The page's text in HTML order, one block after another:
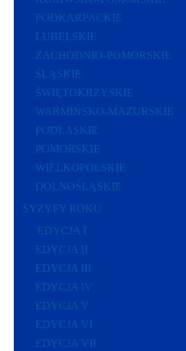
PODKARPACKIE
LUBELSKIE
ZACHODNIO-POMORSKIE
ŚLĄSKIE
ŚWIĘTOKRZYSKIE
WARMIŃSKO-MAZURSKIE
PODLASKIE
POMORSKIE
WIELKOPOLSKIE
DOLNOŚLĄSKIE
SYZYFY ROKU
EDYCJA I
EDYCJA II
EDYCJA III
EDYCJA IV
EDYCJA V
EDYCJA VI
EDYCJA VII